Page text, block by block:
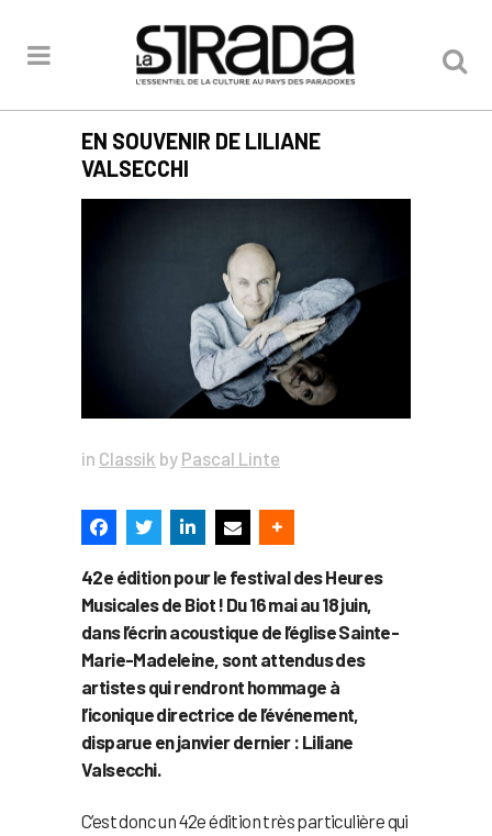
EN SOUVENIR DE LILIANE
VALSECCHI
in Classik by Pascal Linte
42e édition pour le festival des Heures
Musicales de Biot ! Du 16 mai au 18 juin,
dans l’écrin acoustique de l’église Sainte-
Marie-Madeleine, sont attendus des
artistes qui rendront hommage à
l’iconique directrice de l’événement,
disparue en janvier dernier : Liliane
Valsecchi.
C’est donc un 42e édition très particulière qui